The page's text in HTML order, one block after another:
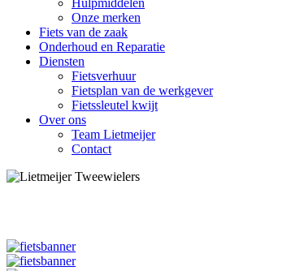
Hulpmiddelen
Onze merken
Fiets van de zaak
Onderhoud en Reparatie
Diensten
Fietsverhuur
Fietsplan van de werkgever
Fietssleutel kwijt
Over ons
Team Lietmeijer
Contact